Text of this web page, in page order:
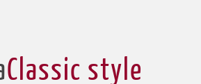
Classic style